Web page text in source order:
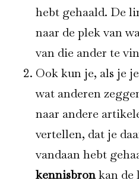
hebt gehaald. De
naar de plek van
van die ander te
Ook kun je, als je
wat anderen
naar andere
vertellen, dat je
vandaan hebt
kennisbronkan de